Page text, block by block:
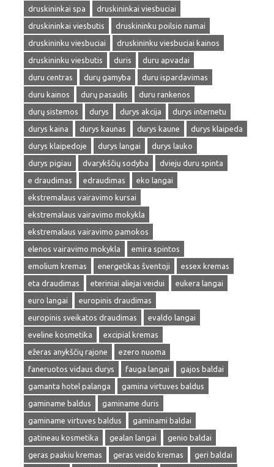
druskininkai spa
druskininkai viesbuciai
druskininkai viesbutis
druskininku poilsio namai
druskininku viesbuciai
druskininku viesbuciai kainos
druskininku viesbutis
duris
duru apvadai
duru centras
durų gamyba
duru ispardavimas
duru kainos
durų pasaulis
duru rankenos
durų sistemos
durys durys akcija
durys internetu
durys kaina
durys kaunas durys kaune
durys klaipeda
durys klaipedoje
durys langai
durys lauko
durys pigiau
dvarykščių sodyba
dvieju duru spinta
e draudimas
edraudimas
eko langai
ekstremalaus vairavimo kursai
ekstremalaus vairavimo mokykla
ekstremalaus vairavimo pamokos
elenos vairavimo mokykla
emira spintos
emolium kremas
energetikas šventoji
essex kremas
eta draudimas
eteriniai aliejai veidui
eukera langai
euro langai
europinis draudimas
europinis sveikatos draudimas
evaldo langai
eveline kosmetika
excipial kremas
ežeras anykščių rajone
ezero nuoma
faneruotos vidaus durys
fauga langai
gajos baldai
gamanta hotel palanga
gamina virtuves baldus
gaminame baldus
gaminame duris
gaminame virtuves baldus
gaminami baldai
gatineau kosmetika
gealan langai
genio baldai
geras paakiu kremas
geras veido kremas
geri baldai